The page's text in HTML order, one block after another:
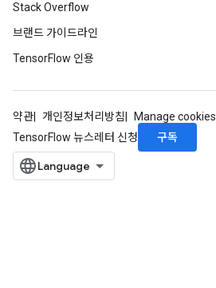
Stack Overflow
브랜드 가이드라인
TensorFlow 인용
약관 개인정보처리방침
Manage cookies
TensorFlow 뉴스레터 신청
구독